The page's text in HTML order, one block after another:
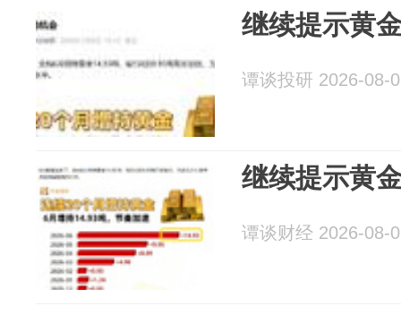
继续提示黄
谭谈投研 2026-08-
继续提示黄
谭谈财经 2026-08-